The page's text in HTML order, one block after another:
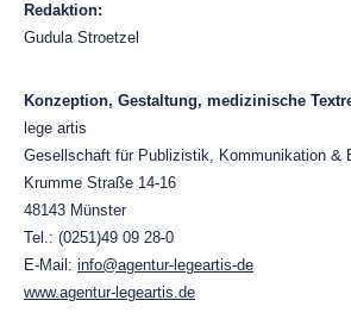
Redaktion:
Gudula Stroetzel
Konzeption, Gestaltung, medizinische
lege artis
Gesellschaft für Publizistik, Kommunikation &
Krumme Straße 14-16
48143 Münster
Tel.: (0251)49 09 28-0
E-Mail: info@agentur-legeartis-de
www.agentur-legeartis.de